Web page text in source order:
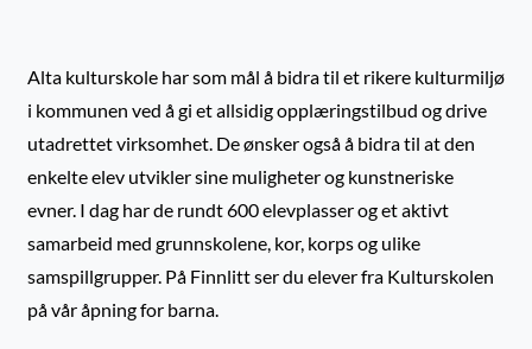
Alta kulturskole har som mål å bidra til et rikere kulturmiljø
i kommunen ved å gi et allsidig opplæringstilbud og drive
utadrettet virksomhet. De ønsker også å bidra til at den
enkelte elev utvikler sine muligheter og kunstneriske
evner. I dag har de rundt 600 elevplasser og et aktivt
samarbeid med grunnskolene, kor, korps og ulike
samspillgrupper. På Finnlitt ser du elever fra Kulturskolen
på vår åpning for barna.